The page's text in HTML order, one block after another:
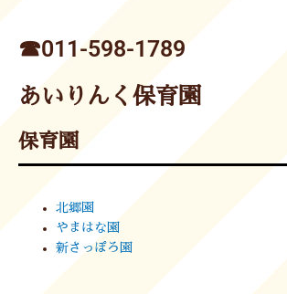
☎︎011-598-1789
あいりんく保育園
保育園
北郷園
やまはな園
新さっぽろ園